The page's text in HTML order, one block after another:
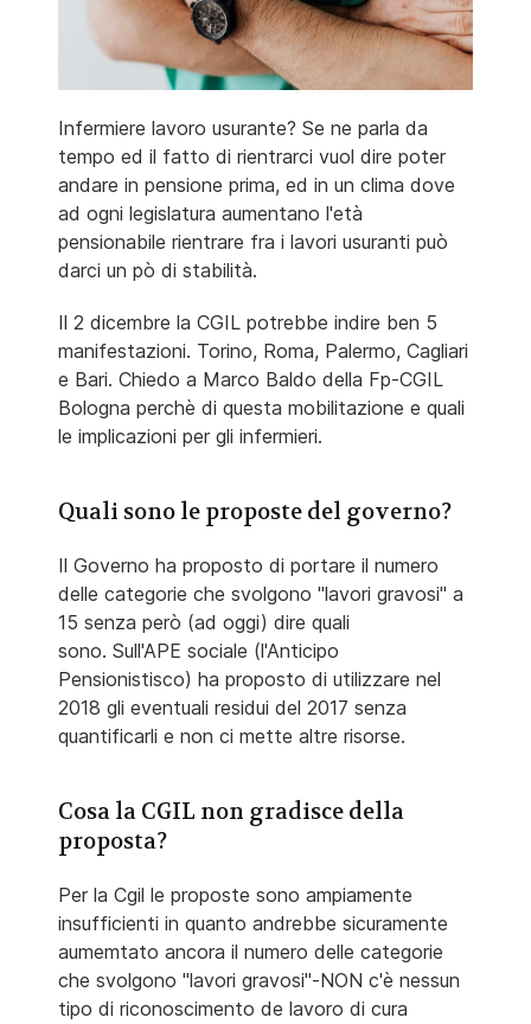
Infermiere lavoro usurante? Se ne parla da
tempo ed il fatto di rientrarci vuol dire poter
andare in pensione prima, ed in un clima dove
ad ogni legislatura aumentano l'età
pensionabile rientrare fra i lavori usuranti può
darci un pò di stabilità.
Il 2 dicembre la CGIL potrebbe indire ben 5
manifestazioni. Torino, Roma, Palermo, Cagliari
e Bari. Chiedo a Marco Baldo della Fp-CGIL
Bologna perchè di questa mobilitazione e quali
le implicazioni per gli infermieri.
Quali sono le proposte del governo?
Il Governo ha proposto di portare il numero
delle categorie che svolgono "lavori gravosi" a
15 senza però (ad oggi) dire quali
sono. Sull'APE sociale (l'Anticipo
Pensionistisco) ha proposto di utilizzare nel
2018 gli eventuali residui del 2017 senza
quantificarli e non ci mette altre risorse.
Cosa la CGIL non gradisce della
proposta?
Per la Cgil le proposte sono ampiamente
insufficienti in quanto andrebbe sicuramente
aumemtato ancora il numero delle categorie
che svolgono "lavori gravosi"-NON c'è nessun
tipo di riconoscimento de lavoro di cura